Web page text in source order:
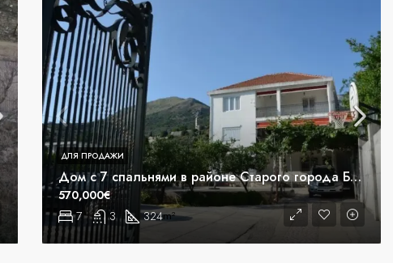
Дом с 7 спальнями в районе Старого города Бар
7 3 324m²
570,000€
ДЛЯ ПРОДАЖИ